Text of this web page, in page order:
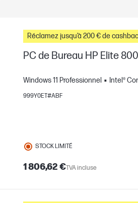
Réclamez jusqu’à 200 € de
PC de Bureau HP Elite
Windows 11 Professionnel Intel®
999Y0ET#ABF
STOCK LIMITÉ
1 806,62 €TVA incluse